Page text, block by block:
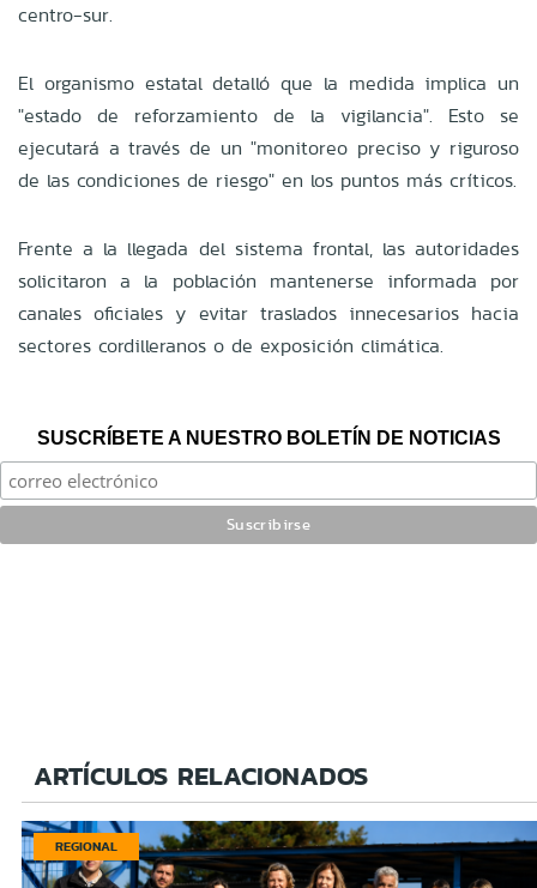
centro-sur.
El organismo estatal detalló que la medida implica un
"estado de reforzamiento de la vigilancia". Esto se
ejecutará a través de un "monitoreo preciso y riguroso
de las condiciones de riesgo" en los puntos más críticos.
Frente a la llegada del sistema frontal, las autoridades
solicitaron a la población mantenerse informada por
canales oficiales y evitar traslados innecesarios hacia
sectores cordilleranos o de exposición climática.
SUSCRÍBETE A NUESTRO BOLETÍN DE NOTICIAS
ARTÍCULOS RELACIONADOS
REGIONAL